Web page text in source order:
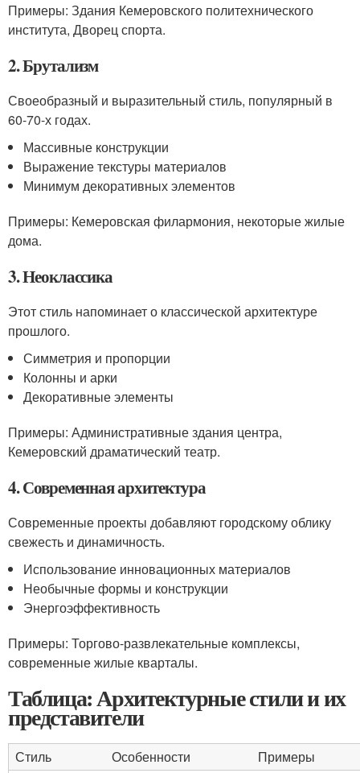
Примеры: Здания Кемеровского политехнического
института, Дворец спорта.
2. Брутализм
Своеобразный и выразительный стиль, популярный в
60-70-х годах.
Массивные конструкции
Выражение текстуры материалов
Минимум декоративных элементов
Примеры: Кемеровская филармония, некоторые жилые
дома.
3. Неоклассика
Этот стиль напоминает о классической архитектуре
прошлого.
Симметрия и пропорции
Колонны и арки
Декоративные элементы
Примеры: Административные здания центра,
Кемеровский драматический театр.
4. Современная архитектура
Современные проекты добавляют городскому облику
свежесть и динамичность.
Использование инновационных материалов
Необычные формы и конструкции
Энергоэффективность
Примеры: Торгово-развлекательные комплексы,
современные жилые кварталы.
Таблица: Архитектурные стили и их
представители
Стиль Особенности
Примеры